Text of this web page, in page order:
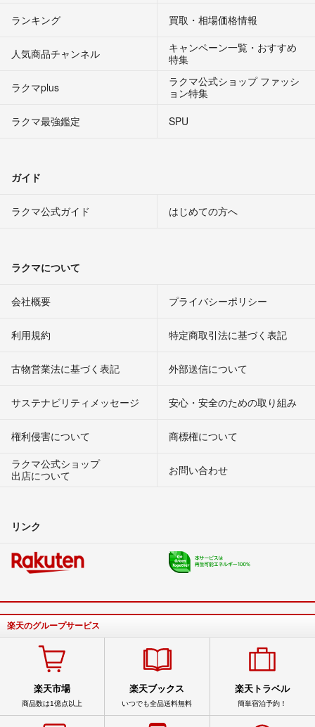
ランキング 買取・相場価格情報
人気商品チャンネル
キャンペーン一覧・おすすめ
特集
ラクマplus
ラクマ公式ショップ ファッシ
ョン特集
ラクマ最強鑑定
SPU
ガイド
ラクマ公式ガイド はじめての方へ
ラクマについて
会社概要 プライバシーポリシー
利用規約 特定商取引法に基づく表記
古物営業法に基づく表記 外部送信について
サステナビリティメッセージ 安心・安全のための取り組み
権利侵害について
商標権について
ラクマ公式ショップ
出店について
お問い合わせ
リンク
楽天のグループサービス
楽天市場
商品数は1億点以上
楽天ブックス
いつでも全品送料無料
楽天トラベル
簡単宿泊予約！